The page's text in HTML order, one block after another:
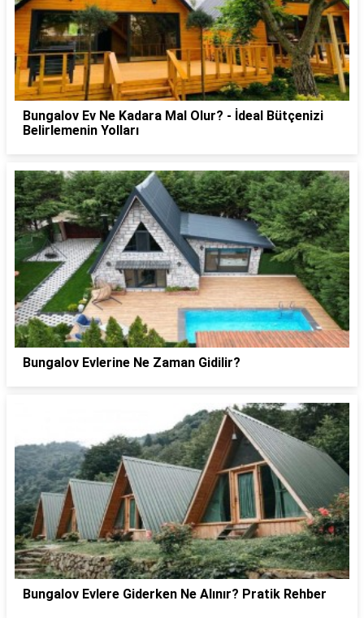
Bungalov Ev Ne Kadara Mal Olur? - İdeal Bütçenizi
Belirlemenin Yolları
Bungalov Evlerine Ne Zaman Gidilir?
Bungalov Evlere Giderken Ne Alınır? Pratik Rehber